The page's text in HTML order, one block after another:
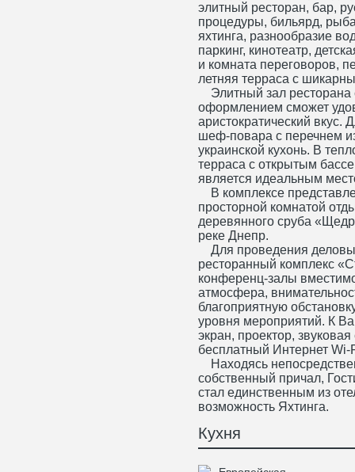
элитный ресторан, бар,
процедуры, бильярд,
яхтинга, разнообразие
паркинг, кинотеатр,
и комната переговоров,
летняя терраса с
Элитный зал ресторана
оформлением сможет
аристократический вкус.
шеф-повара с перечнем
украинской кухонь. В
терраса с открытым
является идеальным
В комплексе
просторной комнатой
деревянного сруба
реке Днепр.
Для проведения
ресторанный комплекс
конференц-залы
атмосфера,
благоприятную
уровня мероприятий. К
экран, проектор,
бесплатный Интернет Wi-
Находясь
собственный причал,
стал единственным из
возможность Яхтинга.
Кухня